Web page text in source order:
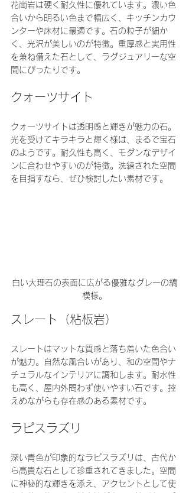
花崗岩は硬く耐久性に優れています。濃い色
合いから明るい色まで幅広く、キッチンカウ
ンターや床材に最適です。石の粒子が細か
く、光沢が美しいのが特徴。重厚感と実用性
を兼ね備えた石として、ラグジュアリーな空
間にぴったりです。
クォーツサイト
クォーツサイトは透明感と輝きが魅力の石。
光を受けてキラキラと輝く様は、まるで宝石
のようです。耐久性も高く、モダンなデザイ
ンに合わせやすいのが特徴。洗練された空間
を目指すなら、ぜひ検討したい素材です。
白い大理石の表面に広がる優雅なグレーの縞
模様。
スレート（粘板岩）
スレートはマットな質感と落ち着いた色合い
が魅力。自然な風合いがあり、和の空間やナ
チュラルなインテリアに調和します。耐水性
も高く、屋内外問わず使いやすい石です。控
えめながらも存在感のある素材です。
ラピスラズリ
深い青色が印象的なラピスラズリは、古代か
ら高貴な石として珍重されてきました。空間
に神秘的な輝きを添え、アクセントとして使